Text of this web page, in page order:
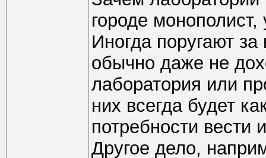
городе монополист,
Иногда поругают
обычно даже не
лаборатория или
них всегда будет
потребности вести
Другое дело,